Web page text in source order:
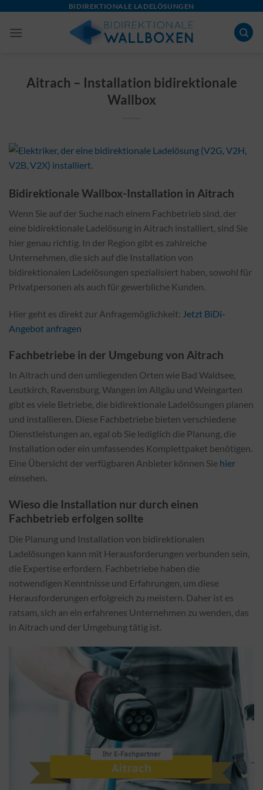
content
BIDIREKTIONALE LADELÖSUNGEN
Aitrach – Installation bidirektionale
Wallbox
Bidirektionale Wallbox-Installation in Aitrach
Wenn Sie auf der Suche nach einem Fachbetrieb sind, der
eine bidirektionale Ladelösung in Aitrach installiert, sind Sie
hier genau richtig. In der Region gibt es zahlreiche
Unternehmen, die sich auf die Installation von
bidirektionalen Ladelösungen spezialisiert haben, sowohl für
Privatpersonen als auch für gewerbliche Kunden.
Hier geht es direkt zur Anfragemöglichkeit: Jetzt BiDi-
Angebot anfragen
Fachbetriebe in der Umgebung von Aitrach
In Aitrach und den umliegenden Orten wie Bad Waldsee,
Leutkirch, Ravensburg, Wangen im Allgäu und Weingarten
gibt es viele Betriebe, die bidirektionale Ladelösungen planen
und installieren. Diese Fachbetriebe bieten verschiedene
Dienstleistungen an, egal ob Sie lediglich die Planung, die
Installation oder ein umfassendes Komplettpaket benötigen.
Eine Übersicht der verfügbaren Anbieter können Sie hier
einsehen.
Wieso die Installation nur durch einen
Fachbetrieb erfolgen sollte
Die Planung und Installation von bidirektionalen
Ladelösungen kann mit Herausforderungen verbunden sein,
die Expertise erfordern. Fachbetriebe haben die
notwendigen Kenntnisse und Erfahrungen, um diese
Herausforderungen erfolgreich zu meistern. Daher ist es
ratsam, sich an ein erfahrenes Unternehmen zu wenden, das
in Aitrach und der Umgebung tätig ist.